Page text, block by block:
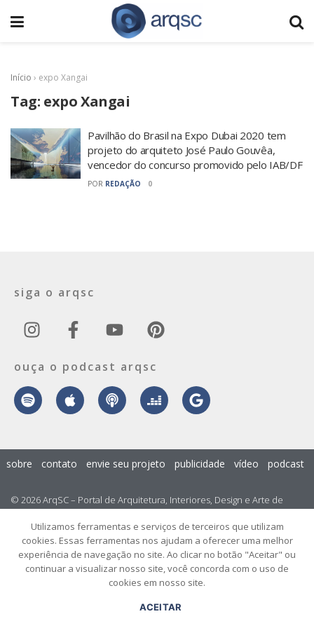
Início › expo Xangai
Tag: expo Xangai
Pavilhão do Brasil na Expo Dubai 2020 tem
projeto do arquiteto José Paulo Gouvêa,
vencedor do concurso promovido pelo IAB/DF
POR REDAÇÃO 0
siga o arqsc
ouça o podcast arqsc
© 2026 ArqSC – Portal de Arquitetura, Interiores, Design e Arte de
sobre contato envie seu projeto publicidade vídeo podcast
Utilizamos ferramentas e serviços de terceiros que utilizam
cookies. Essas ferramentas nos ajudam a oferecer uma melhor
experiência de navegação no site. Ao clicar no botão "Aceitar" ou
continuar a visualizar nosso site, você concorda com o uso de
cookies em nosso site.
ACEITAR